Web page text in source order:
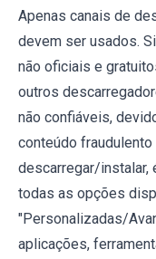
Apenas canais de
devem ser usados.
não oficiais e
outros
não confiáveis,
conteúdo
descarregar/instalar,
todas as opções
"Personalizadas/
aplicações,